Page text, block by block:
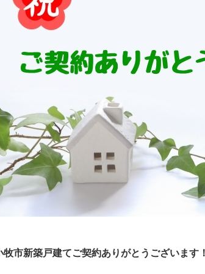
市新築戸建てご契約ありがとうございます